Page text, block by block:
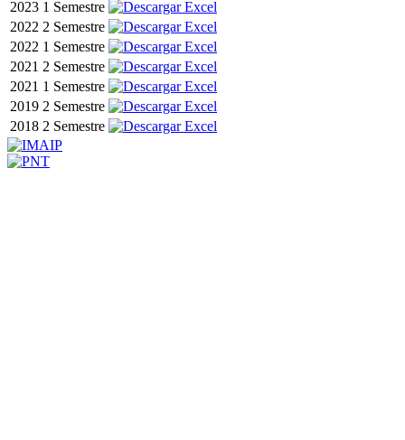
2023 1 Semestre
2022 2 Semestre
2022 1 Semestre
2021 2 Semestre
2021 1 Semestre
2019 2 Semestre
2018 2 Semestre